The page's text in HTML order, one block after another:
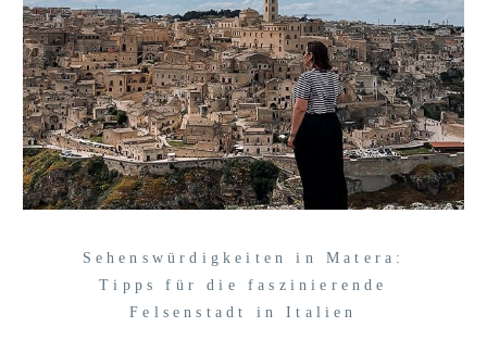
Sehenswürdigkeiten in Matera:
Tipps für die faszinierende
Felsenstadt in Italien